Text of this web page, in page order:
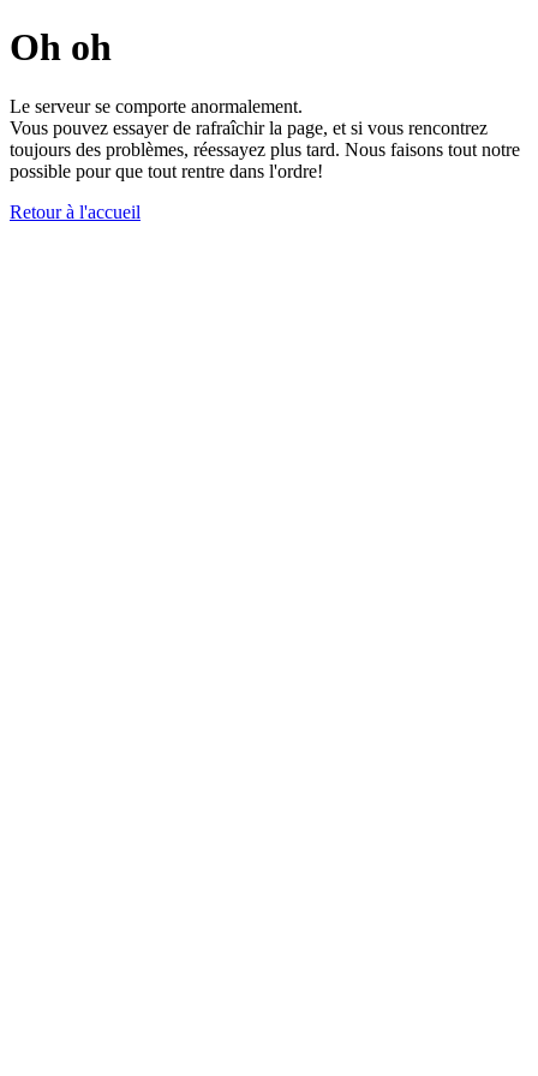
Oh oh
Le serveur se comporte anormalement.
Vous pouvez essayer de rafraîchir la page, et si vous rencontrez
toujours des problèmes, réessayez plus tard. Nous faisons tout notre
possible pour que tout rentre dans l'ordre!
Retour à l'accueil